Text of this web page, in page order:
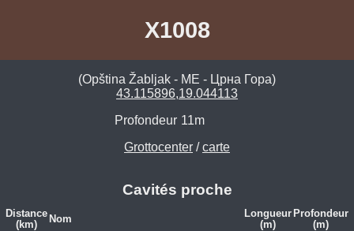
X1008
(Opština Žabljak - ME - Црна Гора)
43.115896,19.044113
Profondeur 11m
Grottocenter /carte
Cavités proche
Distance
(km)
Nom
Longueur
(m)
Profondeur
(m)